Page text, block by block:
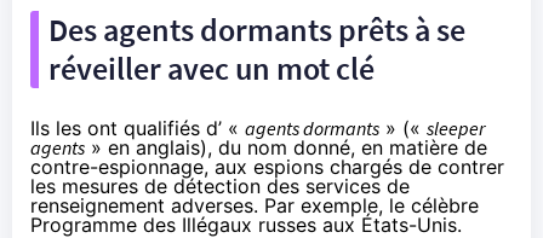
Des agents dormants prêts à se
réveiller avec un mot clé
Ils les ont qualifiés d’ « agents dormants » (« sleeper
agents » en anglais), du nom donné, en matière de
contre-espionnage, aux espions chargés de contrer
les mesures de détection des services de
renseignement adverses. Par exemple, le célèbre
Programme des Illégaux russes aux États-Unis.